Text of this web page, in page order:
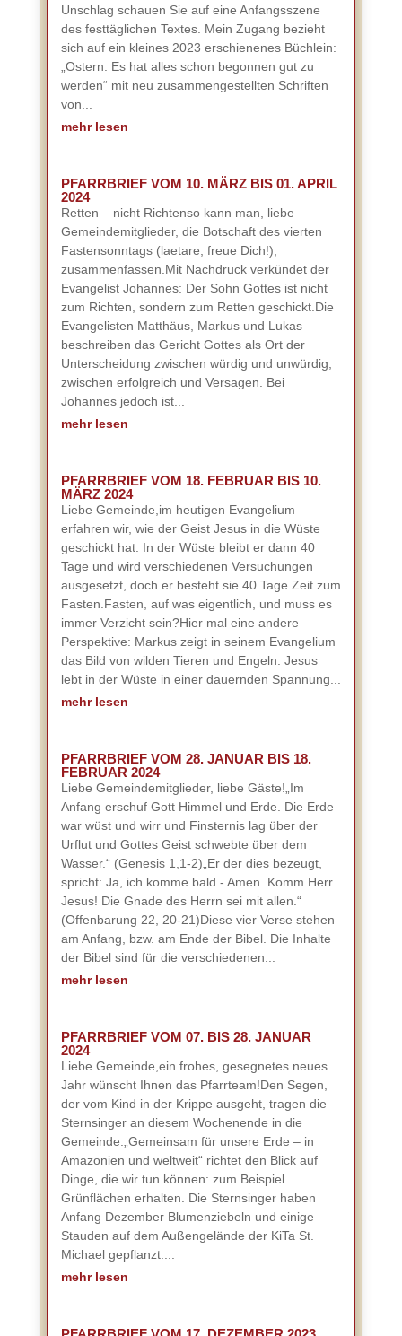
Unschlag schauen Sie auf eine Anfangsszene
des festtäglichen Textes. Mein Zugang bezieht
sich auf ein kleines 2023 erschienenes Büchlein:
„Ostern: Es hat alles schon begonnen gut zu
werden“ mit neu zusammengestellten Schriften
von...
mehr lesen
PFARRBRIEF VOM 10. MÄRZ BIS 01. APRIL
2024
Retten – nicht Richtenso kann man, liebe
Gemeindemitglieder, die Botschaft des vierten
Fastensonntags (laetare, freue Dich!),
zusammenfassen.Mit Nachdruck verkündet der
Evangelist Johannes: Der Sohn Gottes ist nicht
zum Richten, sondern zum Retten geschickt.Die
Evangelisten Matthäus, Markus und Lukas
beschreiben das Gericht Gottes als Ort der
Unterscheidung zwischen würdig und unwürdig,
zwischen erfolgreich und Versagen. Bei
Johannes jedoch ist...
mehr lesen
PFARRBRIEF VOM 18. FEBRUAR BIS 10.
MÄRZ 2024
Liebe Gemeinde,im heutigen Evangelium
erfahren wir, wie der Geist Jesus in die Wüste
geschickt hat. In der Wüste bleibt er dann 40
Tage und wird verschiedenen Versuchungen
ausgesetzt, doch er besteht sie.40 Tage Zeit zum
Fasten.Fasten, auf was eigentlich, und muss es
immer Verzicht sein?Hier mal eine andere
Perspektive: Markus zeigt in seinem Evangelium
das Bild von wilden Tieren und Engeln. Jesus
lebt in der Wüste in einer dauernden Spannung...
mehr lesen
PFARRBRIEF VOM 28. JANUAR BIS 18.
FEBRUAR 2024
Liebe Gemeindemitglieder, liebe Gäste!„Im
Anfang erschuf Gott Himmel und Erde. Die Erde
war wüst und wirr und Finsternis lag über der
Urflut und Gottes Geist schwebte über dem
Wasser.“ (Genesis 1,1-2)„Er der dies bezeugt,
spricht: Ja, ich komme bald.- Amen. Komm Herr
Jesus! Die Gnade des Herrn sei mit allen.“
(Offenbarung 22, 20-21)Diese vier Verse stehen
am Anfang, bzw. am Ende der Bibel. Die Inhalte
der Bibel sind für die verschiedenen...
mehr lesen
PFARRBRIEF VOM 07. BIS 28. JANUAR
2024
Liebe Gemeinde,ein frohes, gesegnetes neues
Jahr wünscht Ihnen das Pfarrteam!Den Segen,
der vom Kind in der Krippe ausgeht, tragen die
Sternsinger an diesem Wochenende in die
Gemeinde.„Gemeinsam für unsere Erde – in
Amazonien und weltweit“ richtet den Blick auf
Dinge, die wir tun können: zum Beispiel
Grünflächen erhalten. Die Sternsinger haben
Anfang Dezember Blumenziebeln und einige
Stauden auf dem Außengelände der KiTa St.
Michael gepflanzt....
mehr lesen